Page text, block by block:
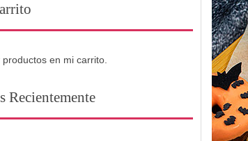
productos en mi carrito.
Recientemente